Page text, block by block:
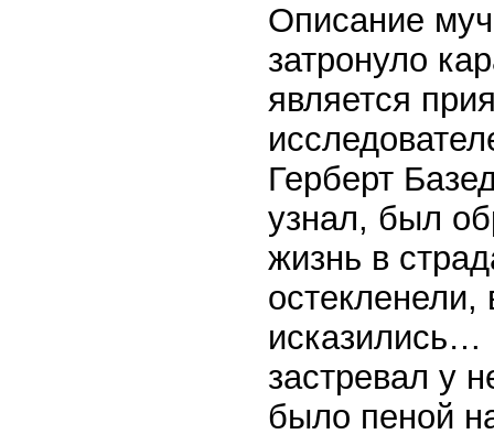
Описание
затронуло
является
Герберт
узнал, был
жизнь в
исказились…
застревал у
было пеной